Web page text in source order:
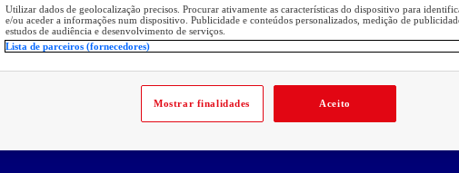
Utilizar dados de geolocalização precisos. Procurar ativamente as características do dispositivo para
e/ou aceder a informações num dispositivo. Publicidade e conteúdos personalizados, medição de
estudos de audiência e desenvolvimento de serviços.
Lista de parceiros (fornecedores)
Mostrar finalidades Aceito